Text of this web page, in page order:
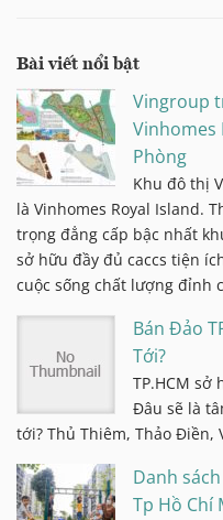
Bài viết nổi bật
Vingroup
Vinhomes
Phòng
Khu đô thị
là Vinhomes Royal Island.
trọng đẳng cấp bậc nhất
sở hữu đầy đủ caccs tiện
cuộc sống chất lượng đỉnh
Bán Đảo
Tới?
TP.HCM sở
Đâu sẽ là
tới? Thủ Thiêm, Thảo Điền,
Danh
Tp Hồ Chí